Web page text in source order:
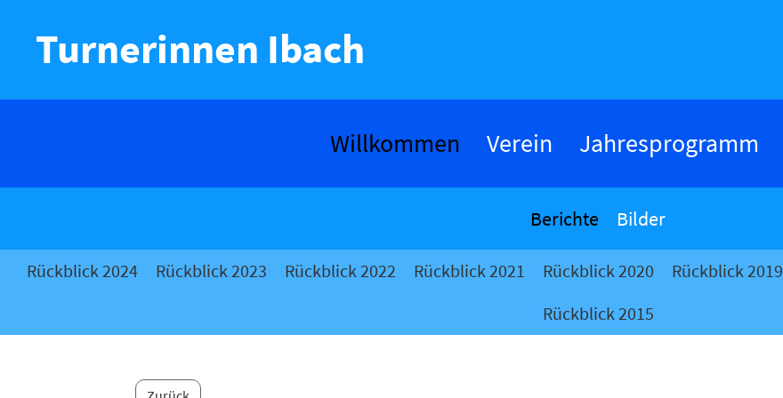
Turnerinnen Ibach
Willkommen Verein Jahresprogramm
Berichte Bilder
Rückblick 2024 Rückblick 2023 Rückblick 2022 Rückblick 2021 Rückblick 2020 Rückblick 2019
Rückblick 2015